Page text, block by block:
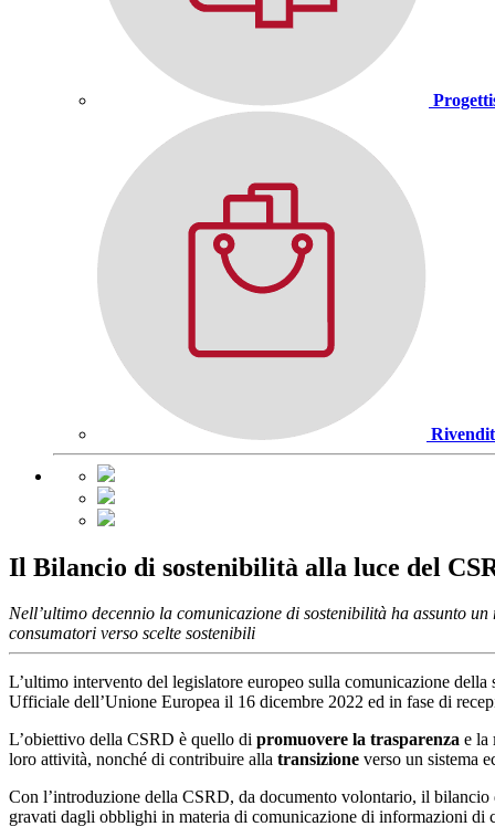
Il Bilancio di sostenibilità alla luce del
Nell’ultimo decennio la comunicazione di sostenibilità ha assunto
consumatori verso scelte sostenibili
L’ultimo intervento del legislatore europeo sulla comunicazione
Ufficiale dell’Unione Europea il 16 dicembre 2022 ed in fase di
L’obiettivo della CSRD è quello di promuovere la trasparenza e la
loro attività, nonché di contribuire alla transizione verso un sistema
Con l’introduzione della CSRD, da documento volontario, il
gravati dagli obblighi in materia di comunicazione di informazioni di